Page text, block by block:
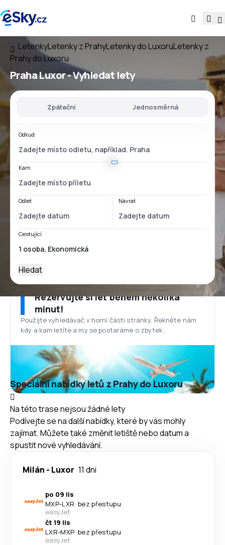
LetenkyLetenky z PrahyLetenky do LuxoruLetenky z
Prahy do Luxoru
Praha Luxor- Vyhledat lety
Zpáteční Jednosměrná
Odkud
Kam
Odlet Návrat
Cestující
Hledat
Rezervujte si let během několika
minut!
Použijte vyhledávač v horní části stránky. Řekněte nám
kdy a kam letíte a my se postaráme o zbytek.
Speciální nabídky letů z Prahy do Luxoru
Na této trase nejsou žádné lety
Podívejte se na další nabídky, které by vás mohly
zajímat. Můžete také změnit letiště nebo datum a
spustit nové vyhledávání.
Milán - Luxor 11 dni
po 09 lis
MXP-LXR· bez přestupu
easyJet
čt 19 lis
LXR-MXP· bez přestupu
easyJet